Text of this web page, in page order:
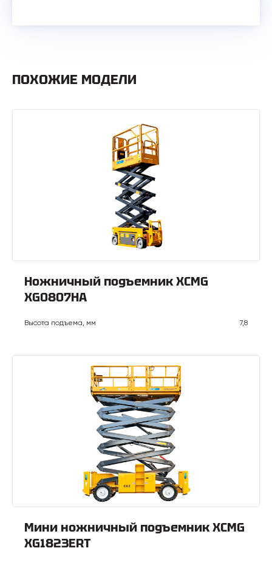
ПОХОЖИЕ МОДЕЛИ
Ножничный подъемник XCMG
XG0807HA
Высота подъема, мм 7,8
Мини ножничный подъемник XCMG
XG1823ERT